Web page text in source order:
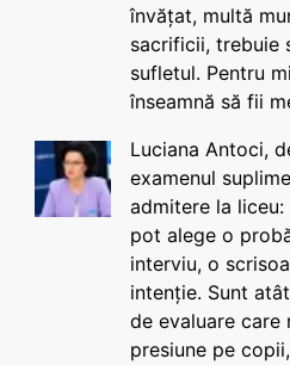
învățat, multă
sacrificii, trebuie
sufletul. Pentru
înseamnă să fii
Luciana Antoci,
examenul
admitere la
pot alege o
interviu, o
intenție. Sunt
de evaluare care
presiune pe